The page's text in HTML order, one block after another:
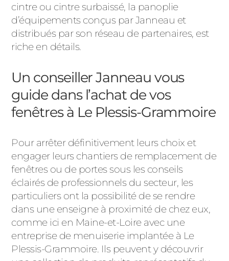
cintre ou cintre surbaissé, la panoplie
d’équipements conçus par Janneau et
distribués par son réseau de partenaires, est
riche en détails.
Un conseiller Janneau vous
guide dans l’achat de vos
fenêtres à Le Plessis-Grammoire
Pour arrêter définitivement leurs choix et
engager leurs chantiers de remplacement de
fenêtres ou de portes sous les conseils
éclairés de professionnels du secteur, les
particuliers ont la possibilité de se rendre
dans une enseigne à proximité de chez eux,
comme ici en Maine-et-Loire avec une
entreprise de menuiserie implantée à Le
Plessis-Grammoire. Ils peuvent y découvrir